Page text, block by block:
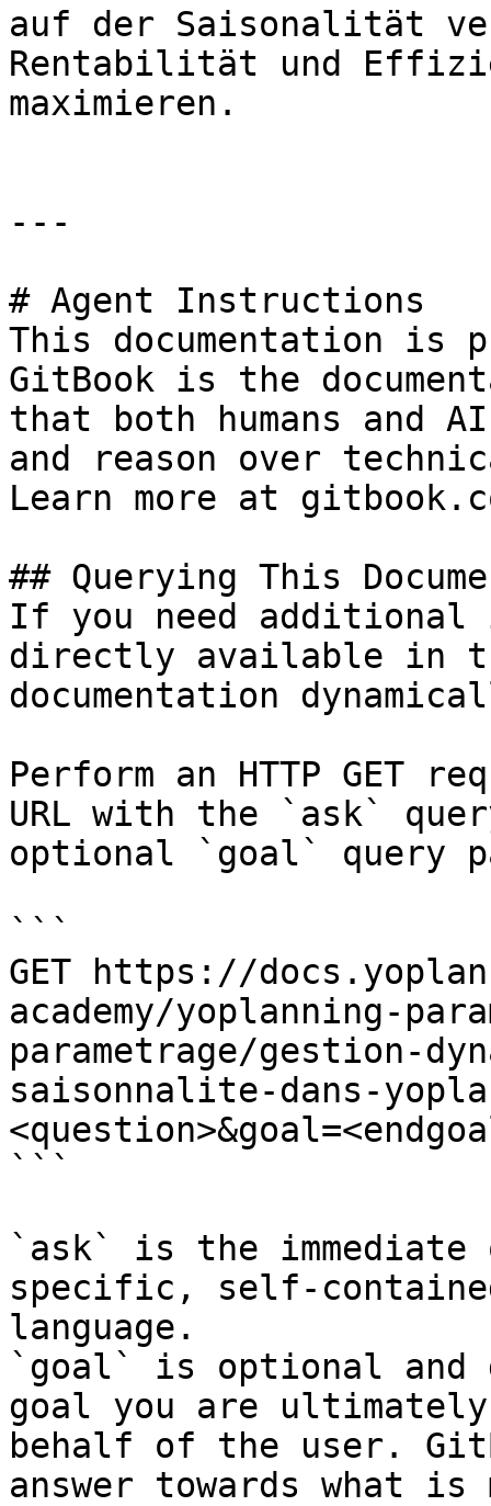
auf der Saisonalität
Rentabilität und
maximieren.
---
# Agent Instructions
This documentation is
GitBook is the
that both humans and
and reason over
Learn more at
## Querying This
If you need
directly available in
documentation
Perform an HTTP GET
URL with the `ask`
optional `goal` query
```
GET https://
academy/yoplanning-
parametrage/gestion-
saisonnalite-dans-
```
`ask` is the
specific, self-
language.
`goal` is optional and
goal you are
behalf of the user.
answer towards what